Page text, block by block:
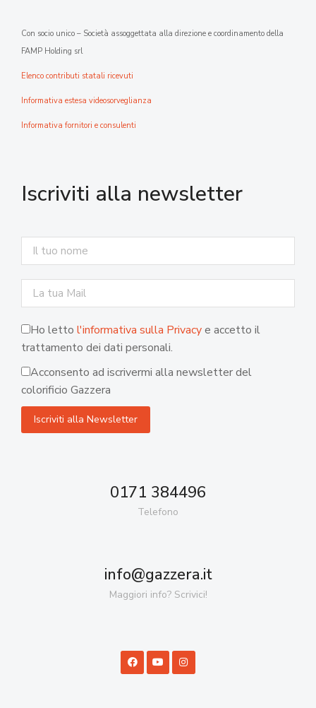
Con socio unico – Società assoggettata alla direzione e coordinamento della
FAMP Holding srl
Elenco contributi statali ricevuti
Informativa estesa videosorveglianza
Informativa fornitori e consulenti
Iscriviti alla newsletter
Ho letto l'informativa sulla Privacye accetto il
trattamento dei dati personali.
Acconsento ad iscrivermi alla newsletter del
colorificio Gazzera
0171 384496
Telefono
info@gazzera.it
Maggiori info? Scrivici!